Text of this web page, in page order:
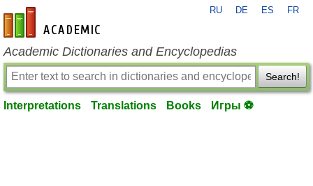
en-academic.com
RU DE ES FR
Academic Dictionaries and Encyclopedias
Search!
Interpretations Translations Books Игры ⚽